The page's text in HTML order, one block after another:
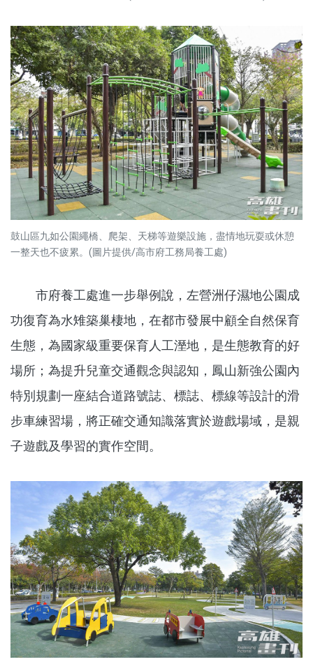
鼓山區九如公園繩橋、爬架、天梯等遊樂設施，盡情地玩耍或休憩
一整天也不疲累。(圖片提供/高市府工務局養工處)
市府養工處進一步舉例說，左營洲仔濕地公園成
功復育為水雉築巢棲地，在都市發展中顧全自然保育
生態，為國家級重要保育人工溼地，是生態教育的好
場所；為提升兒童交通觀念與認知，鳳山新強公園內
特別規劃一座結合道路號誌、標誌、標線等設計的滑
步車練習場，將正確交通知識落實於遊戲場域，是親
子遊戲及學習的實作空間。